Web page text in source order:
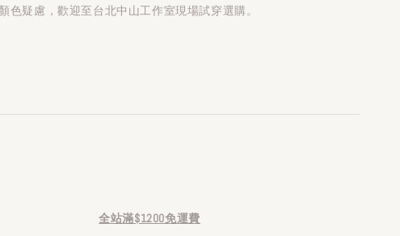
色疑慮，歡迎至台北中山工作室現場試穿選購。
全站滿$1200免運費